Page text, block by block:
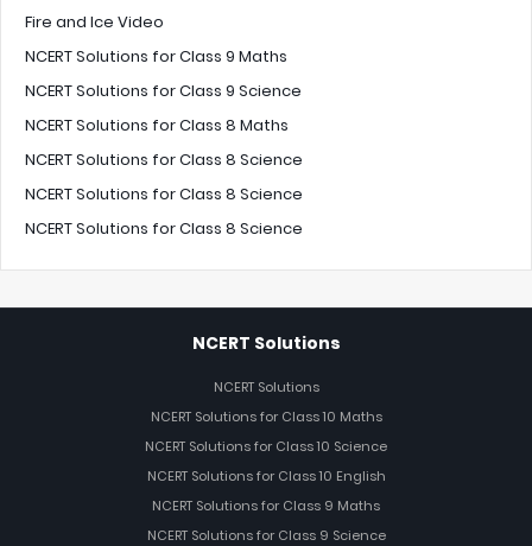
Fire and Ice Video
NCERT Solutions for Class 9 Maths
NCERT Solutions for Class 9 Science
NCERT Solutions for Class 8 Maths
NCERT Solutions for Class 8 Science
NCERT Solutions for Class 8 Science
NCERT Solutions for Class 8 Science
NCERT Solutions
NCERT Solutions
NCERT Solutions for Class 10 Maths
NCERT Solutions for Class 10 Science
NCERT Solutions for Class 10 English
NCERT Solutions for Class 9 Maths
NCERT Solutions for Class 9 Science